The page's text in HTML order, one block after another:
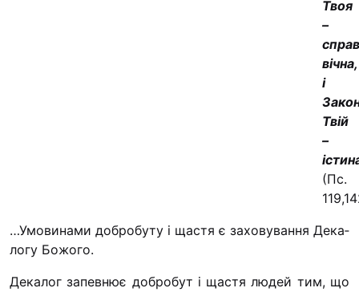
Капелани
Наші
Наш
Контакти
Проекти
Твоя
–
вічна,
і
Твій
–
(Пс.
…Умовинами добробуту і щастя є заховування Дека­
логу Божого.
Декалог запевнює добробут і щастя людей тим, що